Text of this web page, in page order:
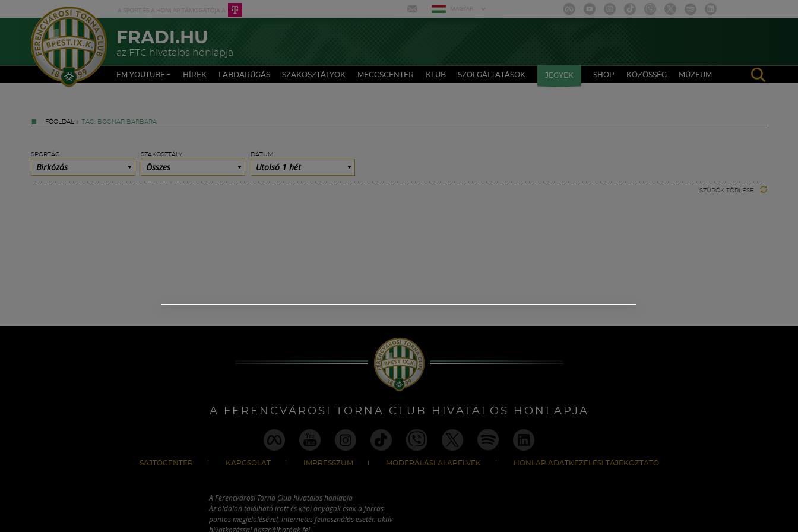
MAGYAR
FRADI.HU
az FTC hivatalos honlapja
FM YOUTUBE + HÍREK LABDARÚGÁS SZAKOSZTÁLYOK MECCSCENTER KLUB SZOLGÁLTATÁSOK JEGYEK SHOP KÖZÖSSÉG MÚZEUM
FŐOLDAL » TAG: BOGNÁR BARBARA
SPORTÁG
Birkózás
SZAKOSZTÁLY
Összes
DÁTUM
Utolsó 1 hét
SZŰRŐK TÖRLÉSE
A FERENCVÁROSI TORNA CLUB HIVATALOS HONLAPJA
SAJTÓCENTER KAPCSOLAT IMPRESSZUM MODERÁLÁSI ALAPELVEK HONLAP ADATKEZELÉSI TÁJÉKOZTATÓ
A Ferencvárosi Torna Club hivatalos honlapja
Az oldalon található írott és képi anyagok csak a forrás
pontos megjelölésével, internetes felhasználás esetén aktív
hivatkozással használhatóak fel.